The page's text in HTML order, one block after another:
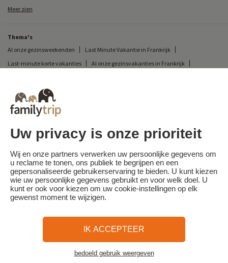
Bekijk de kaart
Meer zien
Thema's
Al onze gezinsweekenden
Last Minute Vakantie in Frankrijk
Last-minute korte vakanties
Al onze gezinsvakanties in Frankrijk
Bestemmingen
Skivakantie in Frankrijk
Familytrip © 2026 Familytrip
Wie zijn wij?
Algemene voorwaarden en privacybeleid
Wat de pers over ons te zeggen heeft
Partners FAQ Blog
Beveiligde betaling Réalisé par Sooyoos
Heb je hulp nodig? 09 72 26 99 33
Uw privacy is onze prioriteit
Wij en onze partners verwerken uw persoonlijke gegevens om
u reclame te tonen, ons publiek te begrijpen en een
gepersonaliseerde gebruikerservaring te bieden. U kunt kiezen
wie uw persoonlijke gegevens gebruikt en voor welk doel. U
kunt er ook voor kiezen om uw cookie-instellingen op elk
gewenst moment te wijzigen.
IK ACCEPTEER
bedoeld gebruik weergeven